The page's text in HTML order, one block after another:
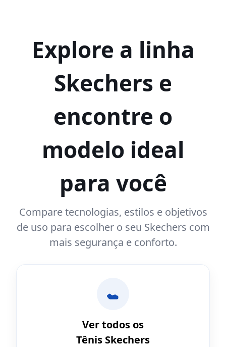
Explore a linha
Skechers e
encontre o
modelo ideal
para você
Compare tecnologias, estilos e objetivos
de uso para escolher o seu Skechers com
mais segurança e conforto.
Ver todos os
Tênis Skechers